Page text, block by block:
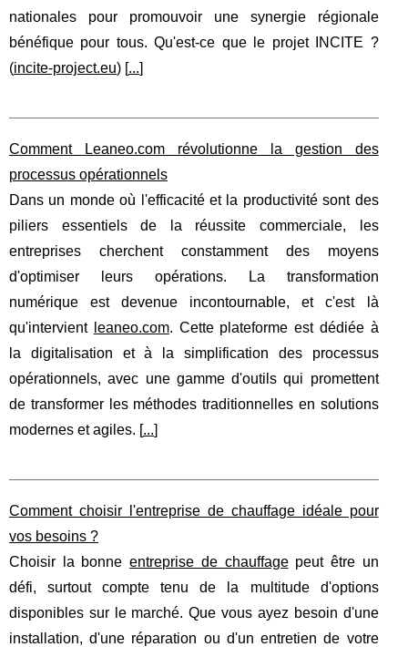
nationales pour promouvoir une synergie régionale
bénéfique pour tous. Qu'est-ce que le projet INCITE ?
(incite-project.eu) [...]
Comment Leaneo.com révolutionne la gestion des
processus opérationnels
Dans un monde où l'efficacité et la productivité sont des
piliers essentiels de la réussite commerciale, les
entreprises cherchent constamment des moyens
d'optimiser leurs opérations. La transformation
numérique est devenue incontournable, et c'est là
qu'intervient leaneo.com. Cette plateforme est dédiée à
la digitalisation et à la simplification des processus
opérationnels, avec une gamme d'outils qui promettent
de transformer les méthodes traditionnelles en solutions
modernes et agiles. [...]
Comment choisir l'entreprise de chauffage idéale pour
vos besoins ?
Choisir la bonneentreprise de chauffagepeut être un
défi, surtout compte tenu de la multitude d'options
disponibles sur le marché. Que vous ayez besoin d'une
installation, d'une réparation ou d'un entretien de votre